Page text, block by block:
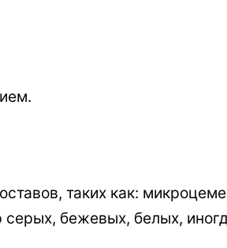
таких как:
бежевых, белых,